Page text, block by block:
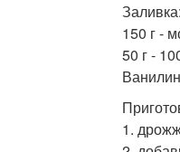
Заливка:
150 г -
50 г -
1.